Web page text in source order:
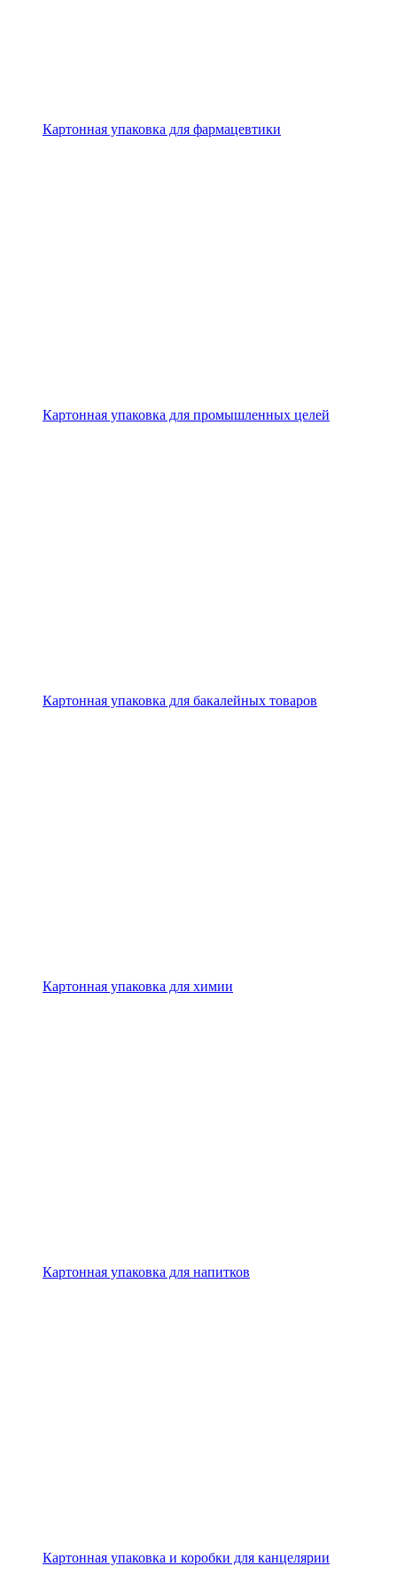
Картонная упаковка для фармацевтики
Картонная упаковка для промышленных целей
Картонная упаковка для бакалейных товаров
Картонная упаковка для химии
Картонная упаковка для напитков
Картонная упаковка и коробки для канцелярии